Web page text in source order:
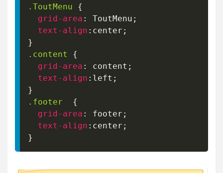
.ToutMenu
{
grid-area : ToutMenu ;
text-align : center ;
}
.content
{
grid-area : content ;
text-align : left ;
}
.footer
{
grid-area : footer ;
text-align : center ;
}